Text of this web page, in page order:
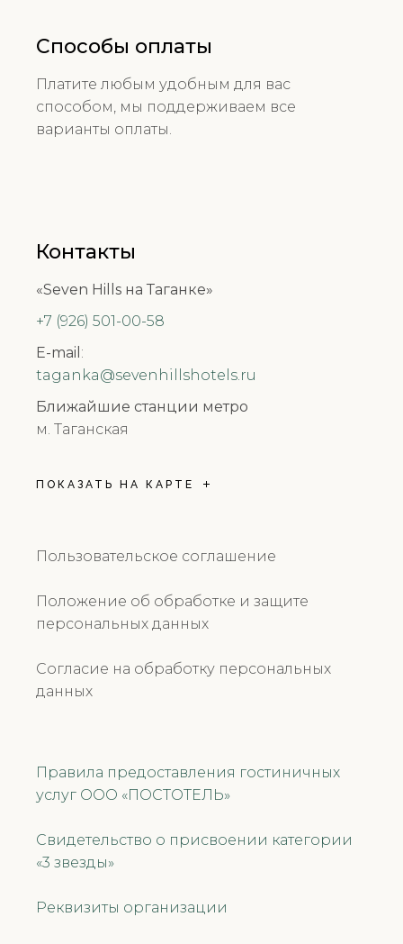
Способы оплаты
Платите любым удобным для вас
способом, мы поддерживаем все
варианты оплаты.
Контакты
«Seven Hills на Таганке»
+7 (926) 501-00-58
E-mail :
taganka@sevenhillshotels.ru
Ближайшие станции метро
м. Таганская
ПОКАЗАТЬ НА КАРТЕ
Пользовательское соглашение
Положение об обработке и защите
персональных данных
Согласие на обработку персональных
данных
Правила предоставления гостиничных
услуг ООО «ПОСТОТЕЛЬ»
Свидетельство о присвоении категории
«3 звезды»
Реквизиты организации